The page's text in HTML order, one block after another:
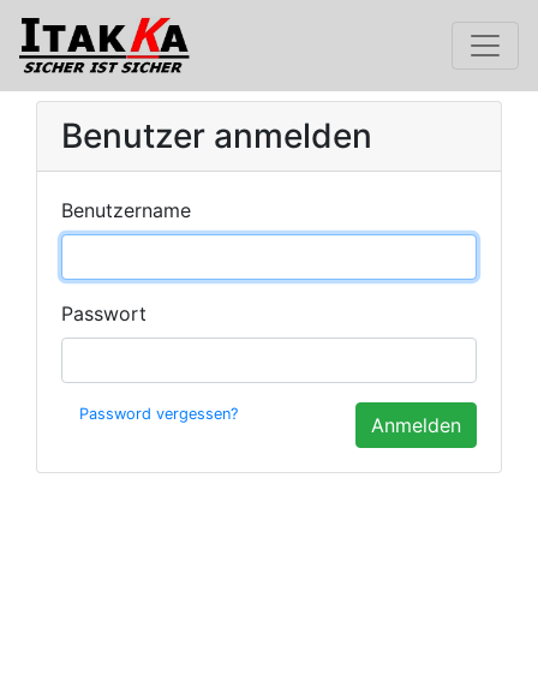
Benutzer anmelden
Benutzername
Passwort
Anmelden
Password vergessen?